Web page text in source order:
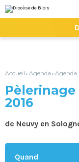
au
contenu.
la
personnels
Accueil › Agenda › Agenda
2016
de Neuvy en
Quand